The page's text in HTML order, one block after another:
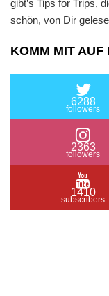
gibt’s Tips for Trips,
schön, von Dir
KOMM MIT AUF
6288
followers
2363
followers
1410
subscribers